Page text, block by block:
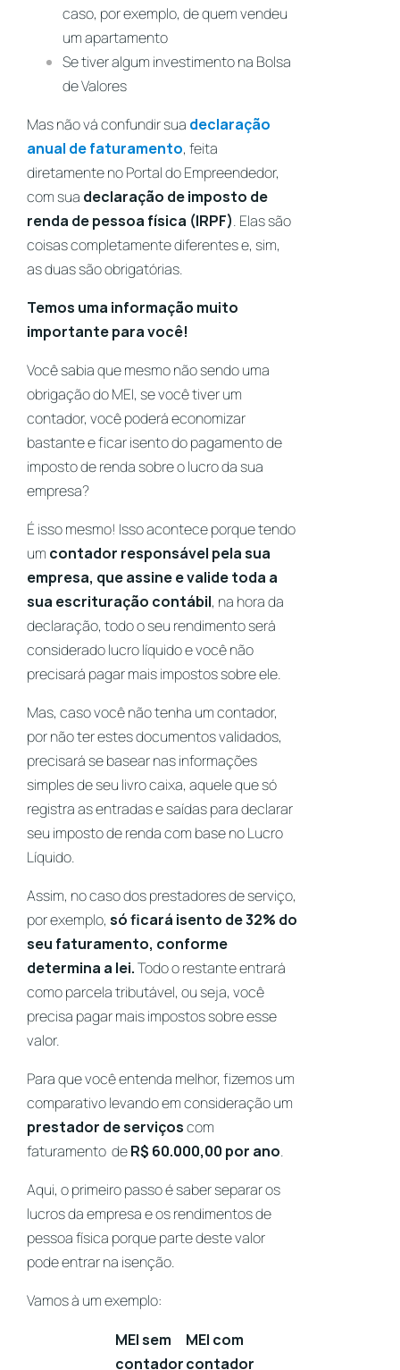
caso, por exemplo, de quem vendeu
um apartamento
Se tiver algum investimento na Bolsa
de Valores
Mas não vá confundir sua declaração
anual de faturamento, feita
diretamente no Portal do Empreendedor,
com sua declaração de imposto de
renda de pessoa física (IRPF). Elas são
coisas completamente diferentes e, sim,
as duas são obrigatórias.
Temos uma informação muito
importante para você!
Você sabia que mesmo não sendo uma
obrigação do MEI, se você tiver um
contador, você poderá economizar
bastante e ficar isento do pagamento de
imposto de renda sobre o lucro da sua
empresa?
É isso mesmo! Isso acontece porque tendo
um contador responsável pela sua
empresa, queassine e valide toda a
sua escrituração contábil, na hora da
declaração, todo o seu rendimento será
considerado lucro líquido e você não
precisará pagar mais impostos sobre ele.
Mas, caso você não tenha um contador,
por não ter estes documentos validados,
precisará se basear nas informações
simples de seu livro caixa, aquele que só
registra as entradas e saídas para declarar
seu imposto de renda com base no Lucro
Líquido.
Assim, no caso dos prestadores de serviço,
por exemplo, só ficará isento de 32% do
seu faturamento, conforme
determina a lei.Todo o restante entrará
como parcela tributável, ou seja, você
precisa pagar mais impostos sobre esse
valor.
Para que você entenda melhor, fizemos um
comparativo levando em consideração um
prestador de serviçoscom
faturamento deR$ 60.000,00 por ano.
Aqui, o primeiro passo é saber separar os
lucros da empresa e os rendimentos de
pessoa física porque parte deste valor
pode entrar na isenção.
Vamos à um exemplo:
MEI sem
contador
MEI com
contador